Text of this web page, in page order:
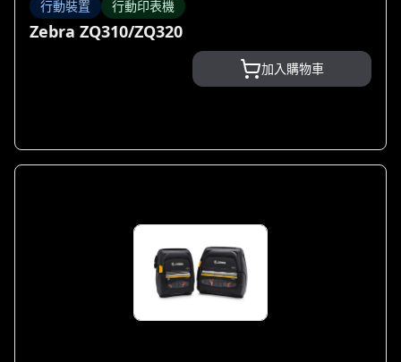
行動裝置 行動印表機
Zebra ZQ310/ZQ320
加入購物車